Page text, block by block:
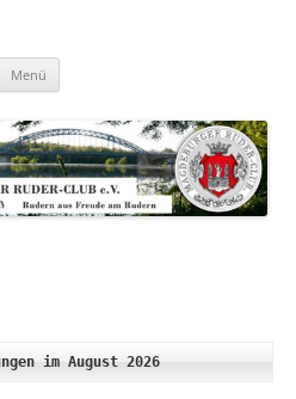
Menü
im August 2026